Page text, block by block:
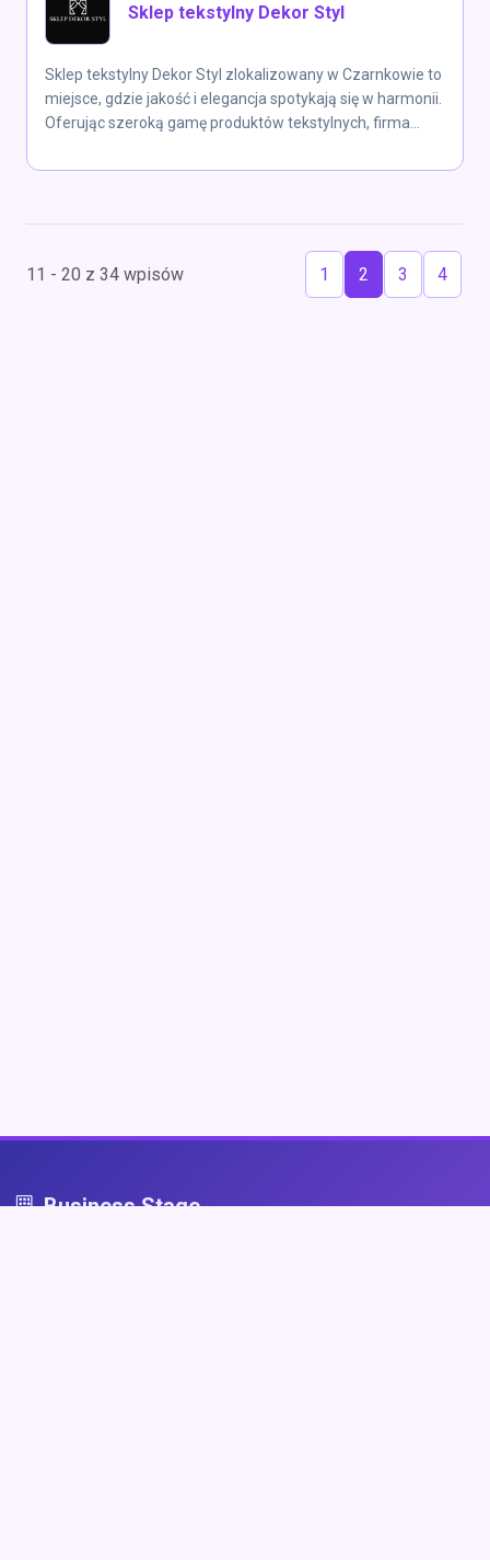
Sklep tekstylny Dekor Styl
Sklep tekstylny Dekor Styl zlokalizowany w Czarnkowie to
miejsce, gdzie jakość i elegancja spotykają się w harmonii.
Oferując szeroką gamę produktów tekstylnych, firma...
11 - 20 z 34 wpisów 1 2 3 4
Business Stage